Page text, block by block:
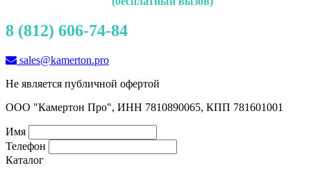
8 (812) 606-74-84
sales@kamerton.pro
Не является публичной офертой
ООО "Камертон Про", ИНН 7810890065, КПП 781601001
Имя
Телефон
Каталог